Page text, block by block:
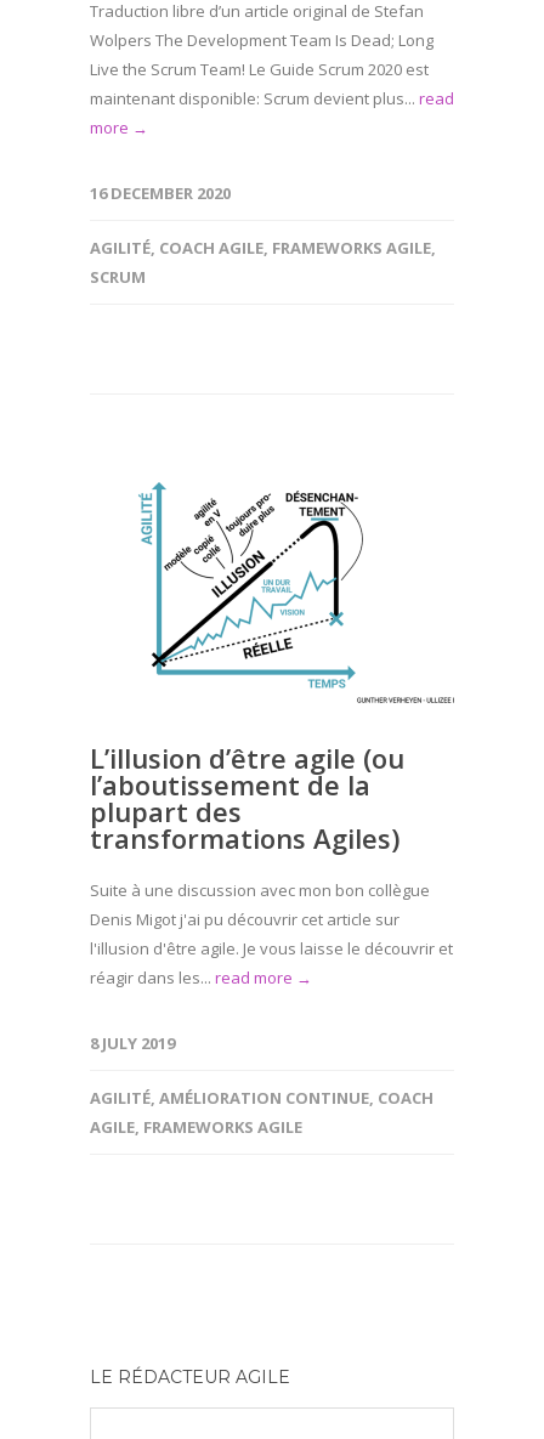
Traduction libre d’un article original de Stefan
Wolpers The Development Team Is Dead; Long
Live the Scrum Team! Le Guide Scrum 2020 est
maintenant disponible: Scrum devient plus... read
more →
16 DECEMBER 2020
AGILITÉ, COACH AGILE, FRAMEWORKS AGILE,
SCRUM
L’illusion d’être agile (ou
l’aboutissement de la
plupart des
transformations Agiles)
Suite à une discussion avec mon bon collègue
Denis Migot j'ai pu découvrir cet article sur
l'illusion d'être agile. Je vous laisse le découvrir et
réagir dans les... read more →
8 JULY 2019
AGILITÉ, AMÉLIORATION CONTINUE, COACH
AGILE, FRAMEWORKS AGILE
LE RÉDACTEUR AGILE